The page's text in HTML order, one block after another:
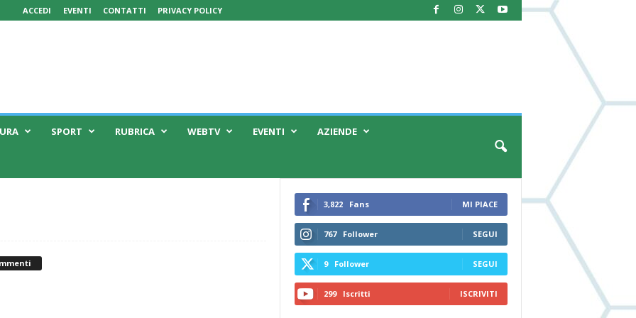
ACCEDI EVENTI CONTATTI PRIVACY POLICY
SPORT RUBRICA WEBTV EVENTI AZIENDE
3,822 Fans MI PIACE
767 Follower SEGUI
9 Follower SEGUI
299 Iscritti ISCRIVITI